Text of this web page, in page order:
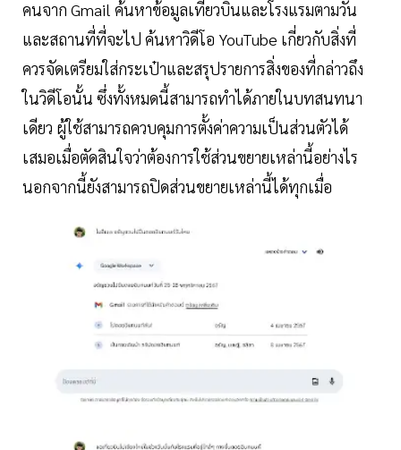
คนจาก Gmail ค้นหาข้อมูลเที่ยวบินและโรงแรมตามวัน
และสถานที่ที่จะไป ค้นหาวิดีโอ YouTube เกี่ยวกับสิ่งที่
ควรจัดเตรียมใส่กระเป๋าและสรุปรายการสิ่งของที่กล่าวถึง
ในวิดีโอนั้น ซึ่งทั้งหมดนี้สามารถทำได้ภายในบทสนทนา
เดียว ผู้ใช้สามารถควบคุมการตั้งค่าความเป็นส่วนตัวได้
เสมอเมื่อตัดสินใจว่าต้องการใช้ส่วนขยายเหล่านี้อย่างไร
นอกจากนี้ยังสามารถปิดส่วนขยายเหล่านี้ได้ทุกเมื่อ